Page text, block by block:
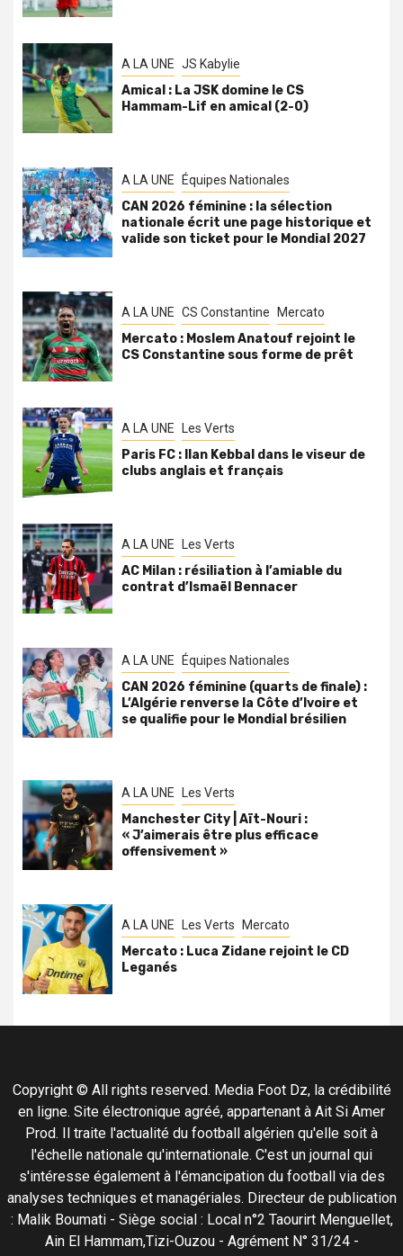
A LA UNE JS Kabylie
Amical : La JSK domine le CS
Hammam-Lif en amical (2-0)
A LA UNE Équipes Nationales
CAN 2026 féminine : la sélection
nationale écrit une page historique et
valide son ticket pour le Mondial 2027
A LA UNE CS Constantine Mercato
Mercato : Moslem Anatouf rejoint le
CS Constantine sous forme de prêt
A LA UNE Les Verts
Paris FC : Ilan Kebbal dans le viseur de
clubs anglais et français
A LA UNE Les Verts
AC Milan : résiliation à l’amiable du
contrat d’Ismaël Bennacer
A LA UNE Équipes Nationales
CAN 2026 féminine (quarts de finale) :
L’Algérie renverse la Côte d’Ivoire et
se qualifie pour le Mondial brésilien
A LA UNE Les Verts
Manchester City | Aït-Nouri :
« J’aimerais être plus efficace
offensivement »
A LA UNE Les Verts Mercato
Mercato : Luca Zidane rejoint le CD
Leganés
Copyright © All rights reserved. Media Foot Dz, la crédibilité
en ligne. Site électronique agréé, appartenant à Ait Si Amer
Prod. Il traite l'actualité du football algérien qu'elle soit à
l'échelle nationale qu'internationale. C'est un journal qui
s'intéresse également à l'émancipation du football via des
analyses techniques et managériales. Directeur de publication
: Malik Boumati - Siège social : Local n°2 Taourirt Menguellet,
Ain El Hammam,Tizi-Ouzou - Agrément N° 31/24 -